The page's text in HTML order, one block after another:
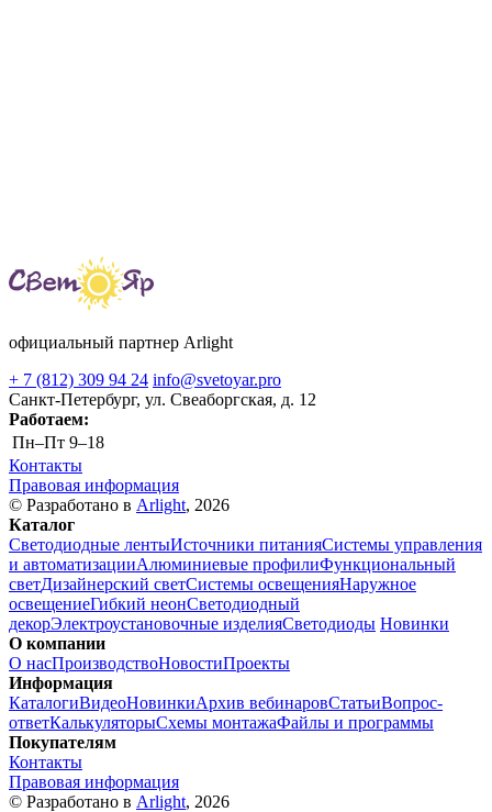
официальный партнер Arlight
+ 7 (812) 309 94 24 info@svetoyar.pro
Санкт-Петербург, ул. Свеаборгская, д. 12
Работаем:
Пн–Пт 9–18
Контакты
Правовая информация
© Разработано в Arlight, 2026
Каталог
Светодиодные лентыИсточники питанияСистемы управления
и автоматизацииАлюминиевые профилиФункциональный
светДизайнерский светСистемы освещенияНаружное
освещениеГибкий неонСветодиодный
декорЭлектроустановочные изделияСветодиоды Новинки
О компании
О насПроизводствоНовостиПроекты
Информация
КаталогиВидеоНовинкиАрхив вебинаровСтатьиВопрос-
ответКалькуляторыСхемы монтажаФайлы и программы
Покупателям
Контакты
Правовая информация
© Разработано в Arlight, 2026